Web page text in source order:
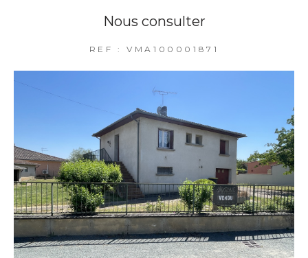
Nous consulter
REF : VMA100001871